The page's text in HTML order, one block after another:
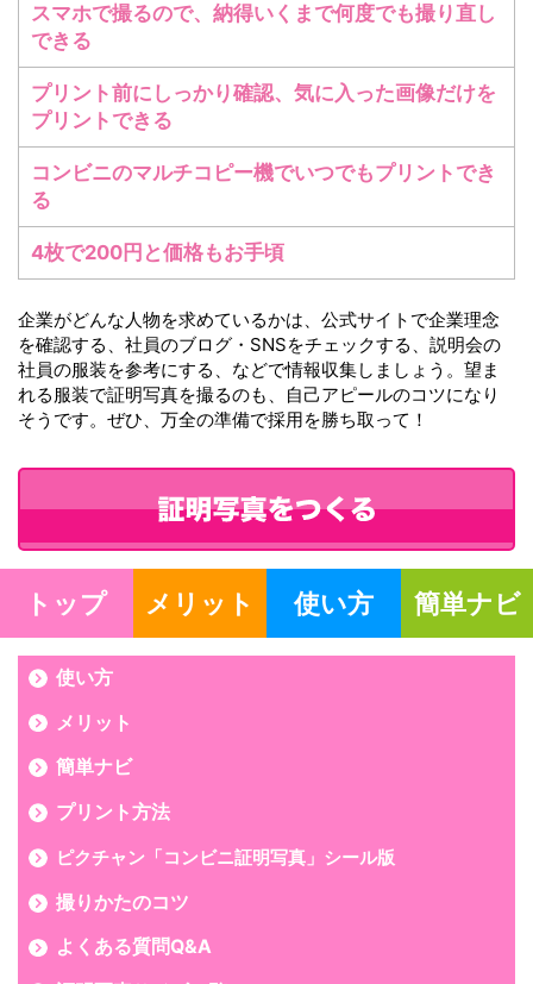
スマホで撮るので、納得いくまで何度でも撮り直し
できる
プリント前にしっかり確認、気に入った画像だけを
プリントできる
コンビニのマルチコピー機でいつでもプリントでき
る
4枚で200円と価格もお手頃
企業がどんな人物を求めているかは、公式サイトで企業理念
を確認する、社員のブログ・SNSをチェックする、説明会の
社員の服装を参考にする、などで情報収集しましょう。望ま
れる服装で証明写真を撮るのも、自己アピールのコツになり
そうです。ぜひ、万全の準備で採用を勝ち取って！
トップ メリット 使い方 簡単ナビ
使い方
メリット
簡単ナビ
プリント方法
ピクチャン「コンビニ証明写真」シール版
撮りかたのコツ
よくある質問Q&A